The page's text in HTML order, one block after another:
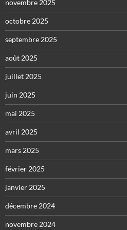
novembre 2025
octobre 2025
septembre 2025
août 2025
juillet 2025
juin 2025
mai 2025
avril 2025
mars 2025
février 2025
janvier 2025
décembre 2024
novembre 2024